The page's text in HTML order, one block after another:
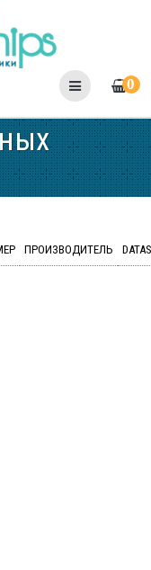
0
ПРОИЗВОДИТЕЛЬ